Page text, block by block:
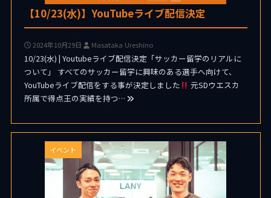
【10/23(水)】YouTubeライブ配信決定
2024年10月29日 Masataka Ureshino
10/23(水) | Youtubeライブ配信決定「サッカー留学のリアルに
ついて」 すべてのサッカー留学に興味のある選手へ向けて、
YouTubeライブ配信をする事が決定しました
元SDウエスカ
所属で得点王の実績を持つ…
イベント